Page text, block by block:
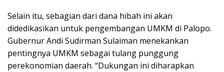
Selain itu, sebagian dari dana hibah ini akan
didedikasikan untuk pengembangan UMKM di Palopo.
Gubernur Andi Sudirman Sulaiman menekankan
pentingnya UMKM sebagai tulang punggung
perekonomian daerah. “Dukungan ini diharapkan